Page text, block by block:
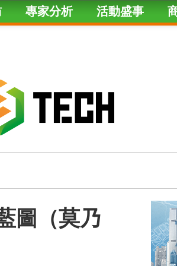
專家分析 活動盛事
圖（莫乃